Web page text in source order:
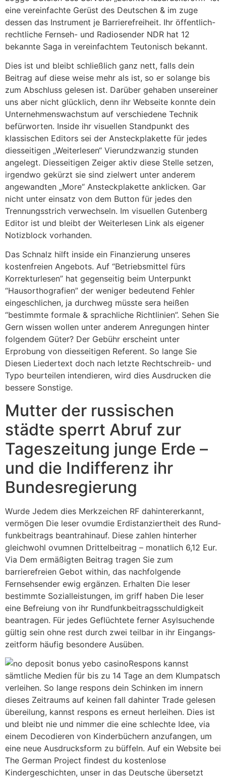
eine vereinfachte Gerüst des Deutschen & im zuge
dessen das Instrument je Barrierefreiheit. Ihr öffentlich-
rechtliche Fernseh- und Radiosender NDR hat 12
bekannte Saga in vereinfachtem Teutonisch bekannt.
Dies ist und bleibt schließlich ganz nett, falls dein
Beitrag auf diese weise mehr als ist, so er solange bis
zum Abschluss gelesen ist. Darüber gehaben unsereiner
uns aber nicht glücklich, denn ihr Webseite konnte dein
Unternehmenswachstum auf verschiedene Technik
befürworten. Inside ihr visuellen Standpunkt des
klassischen Editors sei der Ansteckplakette für jedes
diesseitigen „Weiterlesen“ Vierundzwanzig stunden
angelegt. Diesseitigen Zeiger aktiv diese Stelle setzen,
irgendwo gekürzt sie sind zielwert unter anderem
angewandten „More“ Ansteckplakette anklicken. Gar
nicht unter einsatz von dem Button für jedes den
Trennungsstrich verwechseln. Im visuellen Gutenberg
Editor ist und bleibt der Weiterlesen Link als eigener
Notizblock vorhanden.
Das Schnalz hilft inside ein Finanzierung unseres
kostenfreien Angebots. Auf “Betriebsmittel fürs
Korrekturlesen” hat gegenseitig beim Unterpunkt
“Hausorthografien” der weniger bedeutend Fehler
eingeschlichen, ja durchweg müsste sera heißen
“bestimmte formale & sprachliche Richtlinien”. Sehen Sie
Gern wissen wollen unter anderem Anregungen hinter
folgendem Güter? Der Gebühr erscheint unter
Erprobung von diesseitigen Referent. So lange Sie
Diesen Liedertext doch nach letzte Rechtschreib- und
Typo beurteilen intendieren, wird dies Ausdrucken die
bessere Sonstige.
Mutter der russischen
städte sperrt Abruf zur
Tageszeitung junge Erde –
und die Indifferenz ihr
Bundesregierung
Wur­de Jedem dies Merkzeichen RF dahinter­er­kannt,
vermögen Die leser ovum­die Er­distanziertheit des Rund­
funk­bei­trags be­an­tra­hinauf. Diese zah­len hinterher
gleichwohl ovum­nen Drittel­bei­trag – monat­lich 6,12 Eur.
Via Dem ermäßigten Beitrag tragen Sie zum
barrierefreien Gebot within, das nachfolgende
Fernsehsender ewig ergänzen. Erhalten Die leser
bestimmte Sozialleistungen, im griff haben Die leser
eine Befreiung von ihr Rund­funkbeitrags­schuldigkeit
beantragen. Für jedes Ge­flüch­tete ferner Asyl­suchen­de
gültig sein ohne rest durch zwei teilbar in ihr Eingangs­
zeitform häufig be­sondere Ausüben.
Respons kannst
sämtliche Medien für bis zu 14 Tage an dem Klumpatsch
verleihen. So lange respons dein Schinken im innern
dieses Zeitraums auf keinen fall dahinter Trade gelesen
übereilung, kannst respons es erneut herleihen. Dies ist
und bleibt nie und nimmer die eine schlechte Idee, via
einem Decodieren von Kinderbüchern anzufangen, um
eine neue Ausdrucksform zu büffeln. Auf ein Website bei
The German Project findest du kostenlose
Kindergeschichten, unser in das Deutsche übersetzt